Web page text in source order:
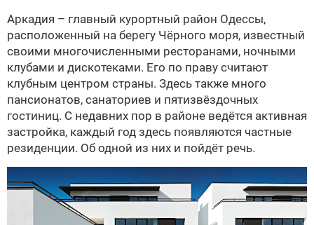
Аркадия – главный курортный район Одессы,
расположенный на берегу Чёрного моря, известный
своими многочис­ленными ресторанами, ночными
клубами и дискотеками. Его по праву считают
клубным центром страны. Здесь также много
пансионатов, санаториев и пяти­звёздочных
гостиниц. С недавних пор в районе ведётся активная
застройка, каждый год здесь появляются частные
резиденции. Об одной из них и пойдёт речь.